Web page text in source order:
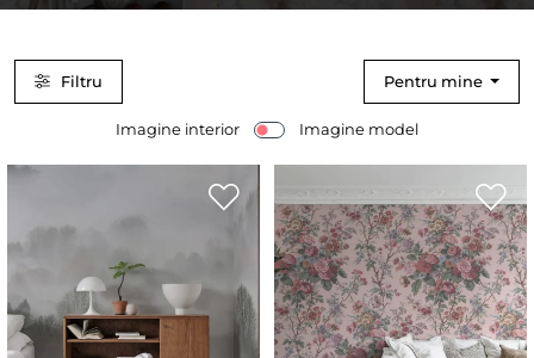
Filtru Pentru mine
Imagine interior Imagine model